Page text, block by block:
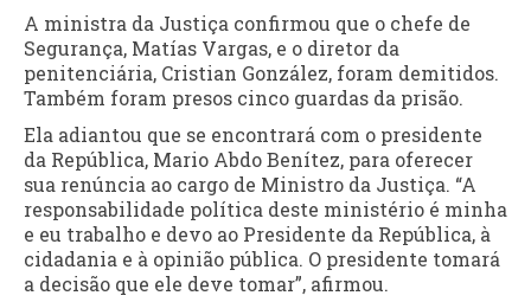
A ministra da Justiça confirmou que o chefe de
Segurança, Matías Vargas, e o diretor da
penitenciária, Cristian González, foram demitidos.
Também foram presos cinco guardas da prisão.
Ela adiantou que se encontrará com o presidente
da República, Mario Abdo Benítez, para oferecer
sua renúncia ao cargo de Ministro da Justiça. “A
responsabilidade política deste ministério é minha
e eu trabalho e devo ao Presidente da República, à
cidadania e à opinião pública. O presidente tomará
a decisão que ele deve tomar”, afirmou.